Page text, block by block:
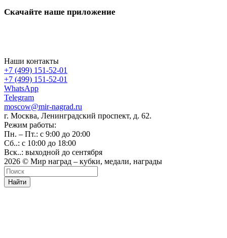
Скачайте наше приложение
Наши контакты
+7 (499) 151-52-01
+7 (499) 151-52-01
WhatsApp
Telegram
moscow@mir-nagrad.ru
г. Москва, Ленинградский проспект, д. 62.
Режим работы:
Пн. – Пт.: с 9:00 до 20:00
Сб..: с 10:00 до 18:00
Вск..: выходной до сентября
2026 © Мир наград – кубки, медали, награды
Найти